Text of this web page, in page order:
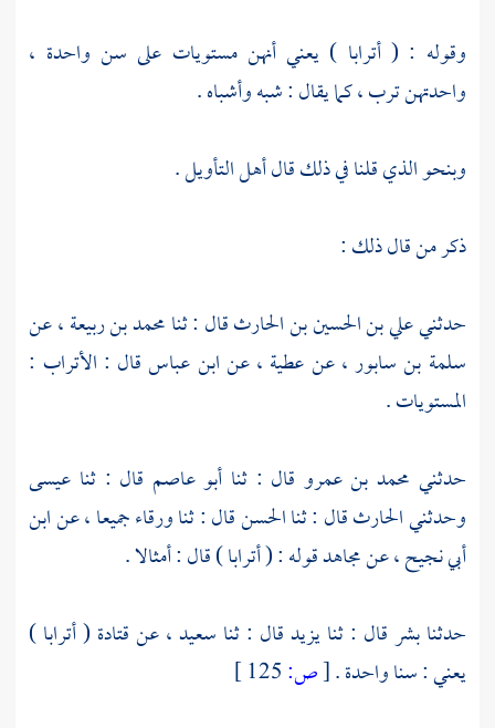
وقوله : ( أترابا ) يعني أنهن مستويات على سن واحدة ،
واحدتهن ترب ، كما يقال : شبه وأشباه .
وبنحو الذي قلنا في ذلك قال أهل التأويل .
ذكر من قال ذلك :
حدثنيعلي بن الحسين بن الحارثقال : ثنامحمد بن ربيعة، عن
سلمة بن سابور، عنعطية ، عنابن عباسقال : الأتراب :
المستويات .
حدثني محمد بن عمرو قال : ثنا أبو عاصم قال : ثنا عيسى
وحدثنيالحارثقال : ثناالحسنقال : ثناورقاءجميعا ، عنابن
أبي نجيح، عنمجاهدقوله : ( أترابا ) قال : أمثالا .
حدثنابشرقال : ثنايزيدقال : ثنا سعيد، عنقتادة ( أترابا )
يعني : سنا واحدة .[ص: